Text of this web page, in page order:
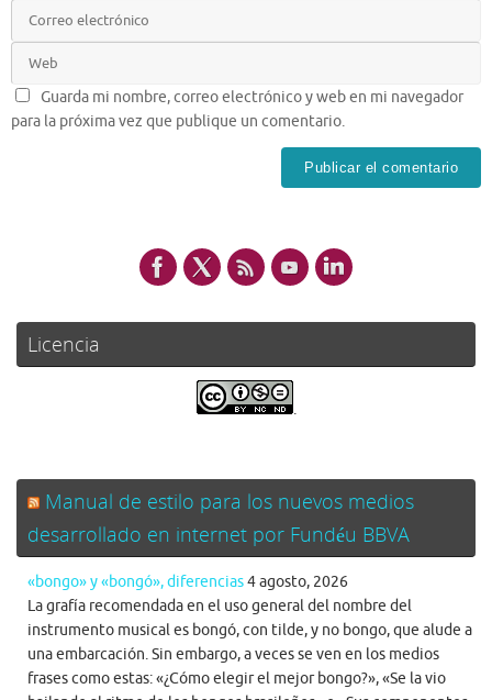
Guarda mi nombre, correo electrónico y web en mi navegador
para la próxima vez que publique un comentario.
Licencia
.
Manual de estilo para los nuevos medios
desarrollado en internet por Fundéu BBVA
«bongo» y «bongó», diferencias4 agosto, 2026
La grafía recomendada en el uso general del nombre del
instrumento musical es bongó, con tilde, y no bongo, que alude a
una embarcación. Sin embargo, a veces se ven en los medios
frases como estas: «¿Cómo elegir el mejor bongo?», «Se la vio